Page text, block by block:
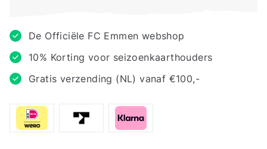
De Officiële FC Emmen webshop
10% Korting voor seizoenkaarthouders
Gratis verzending (NL) vanaf €100,-